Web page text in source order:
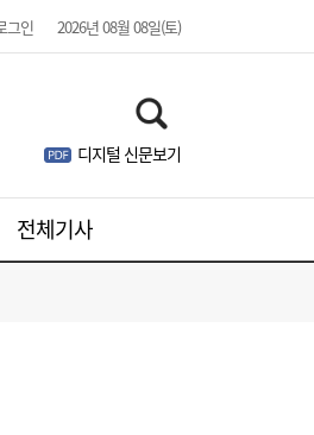
그인 2026년 08월 08일(토)
디지털 신문보기
전체기사